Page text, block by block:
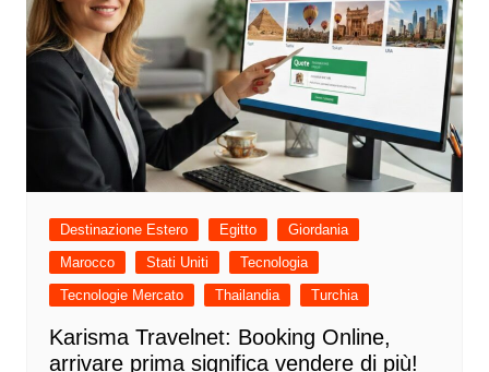
Destinazione Estero Egitto
Giordania
Marocco
Stati Uniti
Tecnologia
Tecnologie Mercato
Thailandia Turchia
Karisma Travelnet: Booking Online,
arrivare prima significa vendere di più!